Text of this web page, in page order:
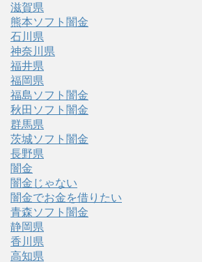
滋賀県
熊本ソフト闇金
石川県
神奈川県
福井県
福岡県
福島ソフト闇金
秋田ソフト闇金
群馬県
茨城ソフト闇金
長野県
闇金
闇金じゃない
闇金でお金を借りたい
青森ソフト闇金
静岡県
香川県
高知県